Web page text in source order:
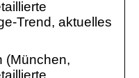
Trend, aktuelles
(München,